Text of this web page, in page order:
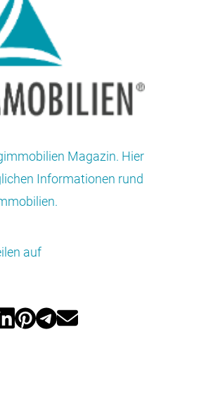
Magazin. Hier
Informationen rund
auf